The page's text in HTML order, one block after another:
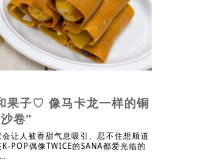
果子♡像马卡龙一样的铜
卷”
让人被香甜气息吸引、忍不住想顺道
POP偶像TWICE的SANA都爱光临的